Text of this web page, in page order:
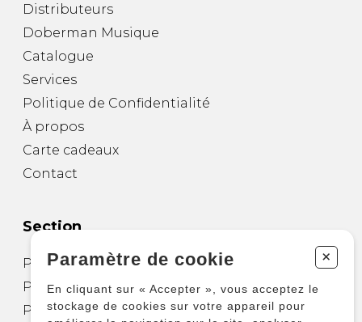
Distributeurs
Doberman Musique
Catalogue
Services
Politique de Confidentialité
À propos
Carte cadeaux
Contact
Section
Partitions pour guitare
Partitions pour autres instruments
Partitions pour ensembles
Paramètre de cookie +
En cliquant sur « Accepter », vous acceptez le
stockage de cookies sur votre appareil pour